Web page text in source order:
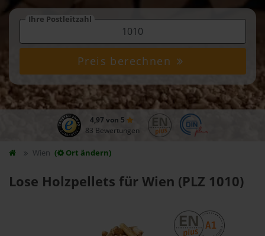
Ihre Postleitzahl
Preis berechnen
4,97 von 5
83 Bewertungen
Wien ( Ort ändern)
Lose Holzpellets für Wien (PLZ 1010)